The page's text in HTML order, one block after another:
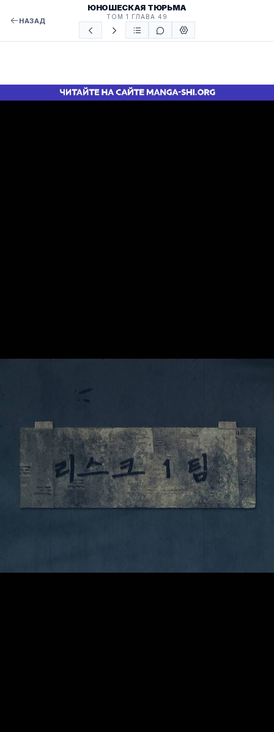
НАЗАД
ЮНОШЕСКАЯ ТЮРЬМА
ТОМ 1 ГЛАВА 49